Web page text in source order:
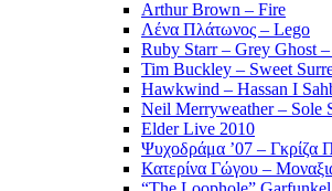
Arthur Brown – Fire
Λένα Πλάτωνος – Lego
Ruby Starr – Grey Ghost
Tim Buckley – Sweet
Hawkwind – Hassan I
Neil Merryweather – Sole
Elder Live 2010
Ψυχοδράμα ’07 – Γκρίζα
Κατερίνα Γώγου –